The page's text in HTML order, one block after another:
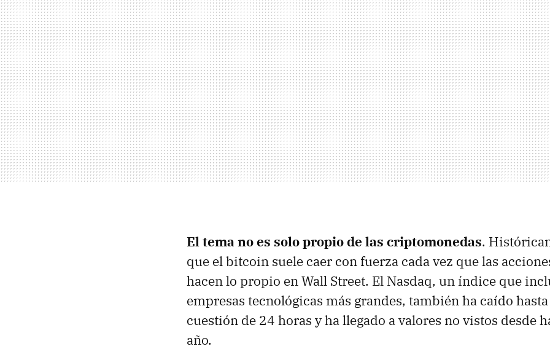
El tema no es solo propio de las criptomonedas.
que el bitcoin suele caer con fuerza cada vez que las
hacen lo propio en Wall Street. El Nasdaq, un índice que
empresas tecnológicas más grandes, también ha caído
cuestión de 24 horas y ha llegado a valores no vistos desde
año.